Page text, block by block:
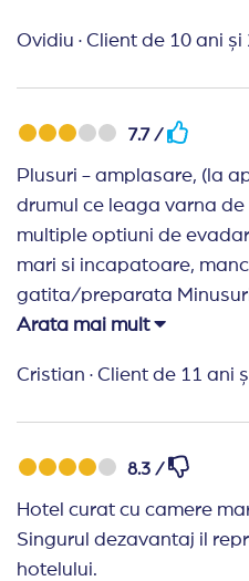
adulti a avut doua paturi
Ovidiu · Client de 10 ani și
7.7 /
Plusuri - amplasare, (la
drumul ce leaga varna
multiple optiuni de
mari si incapatoare,
gatita/preparata Minusuri - restaurantul prost
gestionat (la hotel plin
binenteles mergand pe
care nu inteleg de ce sunt
persoane). Alt minus -
repetitiva si nu foarte
plus bine gatita), fructe
Arata mai mult
Cristian · Client de 11 ani
8.3 /
Hotel curat cu camere
Singurul dezavantaj il
hotelului.